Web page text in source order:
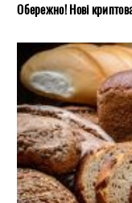
Обережно! Нові